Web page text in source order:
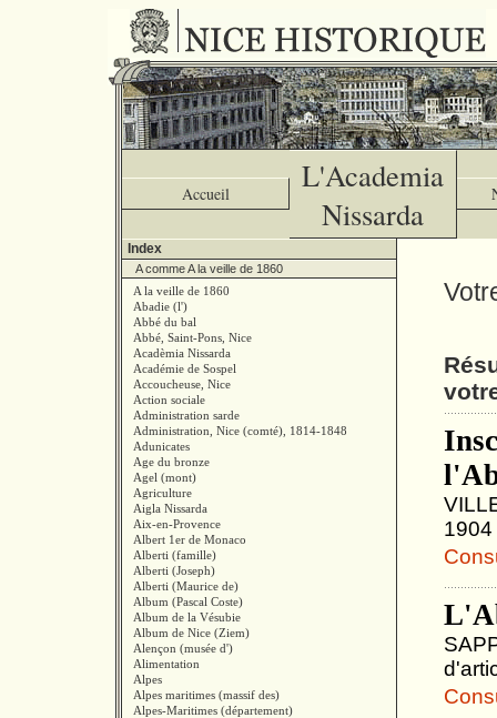
Accueil
L'Academia
Nissarda
Index
A comme A la veille de 1860
A la veille de 1860
Abadie (l')
Abbé du bal
Abbé, Saint-Pons, Nice
Acadèmia Nissarda
Académie de Sospel
Accoucheuse, Nice
Action sociale
Administration sarde
Administration, Nice (comté), 1814-1848
Adunicates
Age du bronze
Agel (mont)
Agriculture
Aigla Nissarda
Aix-en-Provence
Albert 1er de Monaco
Alberti (famille)
Alberti (Joseph)
Alberti (Maurice de)
Album (Pascal Coste)
Album de la Vésubie
Album de Nice (Ziem)
Alençon (musée d')
Alimentation
Alpes
Alpes maritimes (massif des)
Alpes-Maritimes (département)
1904